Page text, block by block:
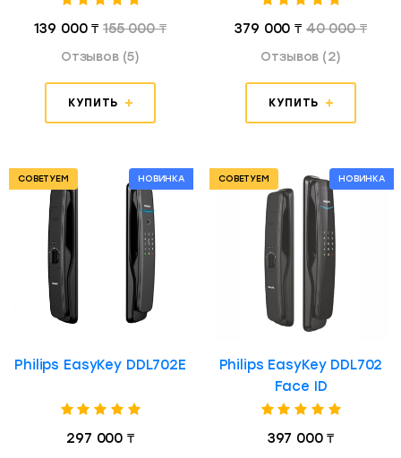
139 000 ₸ 155 000 ₸
Отзывов (5)
КУПИТЬ
379 000 ₸ 40 000 ₸
Отзывов (2)
КУПИТЬ
СОВЕТУЕМ НОВИНКА
Philips EasyKey DDL702E
297 000 ₸
СОВЕТУЕМ НОВИНКА
Philips EasyKey DDL702
Face ID
397 000 ₸